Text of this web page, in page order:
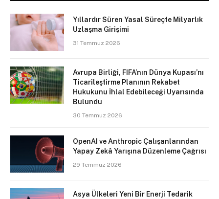
Yıllardır Süren Yasal Süreçte Milyarlık
Uzlaşma Girişimi
31 Temmuz 2026
Avrupa Birliği, FIFA’nın Dünya Kupası’nı
Ticarileştirme Planının Rekabet
Hukukunu İhlal Edebileceği Uyarısında
Bulundu
30 Temmuz 2026
OpenAI ve Anthropic Çalışanlarından
Yapay Zekâ Yarışına Düzenleme Çağrısı
29 Temmuz 2026
Asya Ülkeleri Yeni Bir Enerji Tedarik